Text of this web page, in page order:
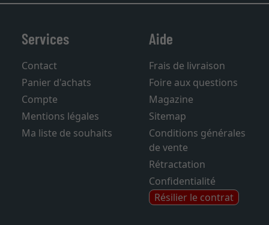
Services
Contact
Panier d'achats
Compte
Mentions légales
Ma liste de souhaits
Aide
Frais de livraison
Foire aux questions
Magazine
Sitemap
Conditions générales
de vente
Rétractation
Confidentialité
Résilier le contrat